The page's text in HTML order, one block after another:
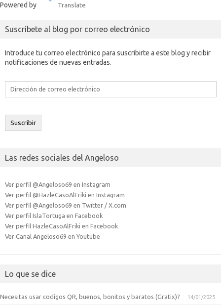
Powered by Translate
Suscríbete al blog por correo electrónico
Introduce tu correo electrónico para suscribirte a este blog y recibir
notificaciones de nuevas entradas.
Dirección
electrónico
Suscribir
Las redes sociales del Angeloso
Ver perfil @Angeloso69 en Instagram
Ver perfil @HazleCasoAlFriki en Instagram
Ver perfil @Angeloso69 en Twitter / X.com
Ver perfil IslaTortuga en Facebook
Ver perfil HazleCasoAlFriki en Facebook
Ver Canal Angeloso69 en Youtube
Lo que se dice
Necesitas usar codigos QR, buenos, bonitos y baratos (Gratix)? 14/01/2025